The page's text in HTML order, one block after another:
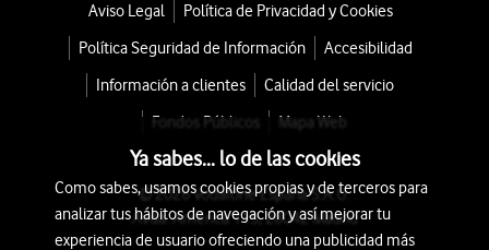
Aviso Legal
Política de Privacidad y Cookies
Política Seguridad de Información
Accesibilidad
Información a clientes
Calidad del servicio
Fondos Públicos
Mapa Web
© 2026 Vodafone España S.A.U.
Avda. América 115, 28042 Madrid
Ya sabes... lo de las cookies
Como sabes, usamos cookies propias y de terceros para
analizar tus hábitos de navegación y así mejorar tu
experiencia de usuario ofreciendo una publicidad más